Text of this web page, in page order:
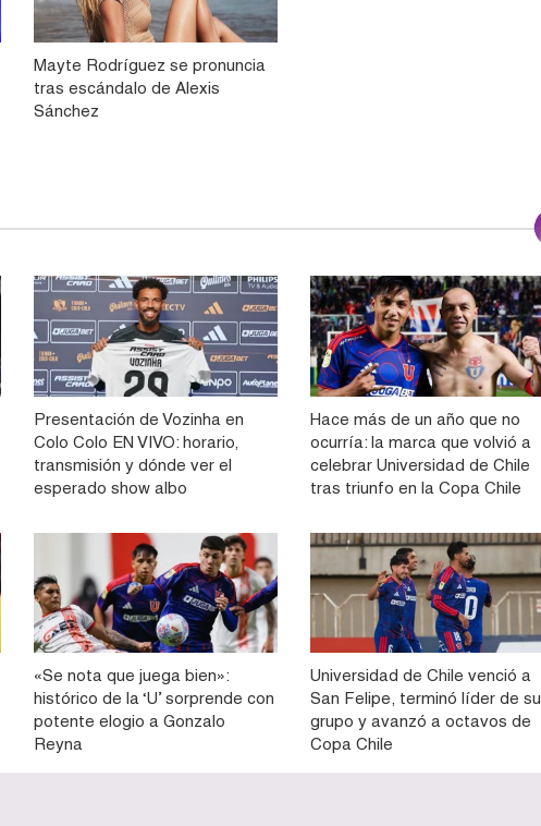
Mayte Rodríguez se pronuncia
tras escándalo de Alexis
Sánchez
Presentación de Vozinha en
Colo Colo EN VIVO: horario,
transmisión y dónde ver el
esperado show albo
Hace más de un año que no
ocurría: la marca que volvió a
celebrar Universidad de Chile
tras triunfo en la Copa Chile
«Se nota que juega bien»:
histórico de la ‘U’ sorprende con
potente elogio a Gonzalo
Reyna
Universidad de Chile venció a
San Felipe, terminó líder de su
grupo y avanzó a octavos de
Copa Chile